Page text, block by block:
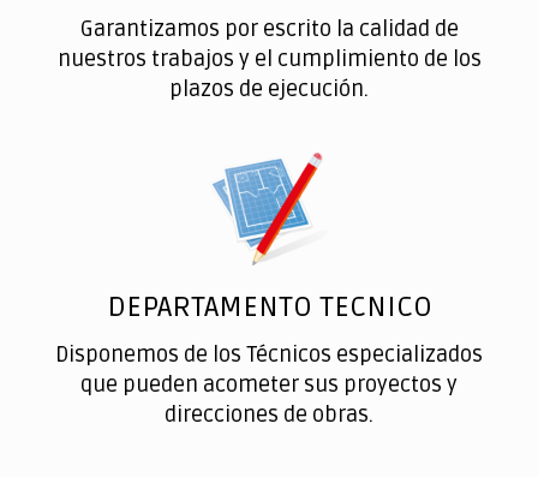
Garantizamos por escrito la calidad de
nuestros trabajos y el cumplimiento de los
plazos de ejecución.
DEPARTAMENTO TECNICO
Disponemos de los Técnicos especializados
que pueden acometer sus proyectos y
direcciones de obras.